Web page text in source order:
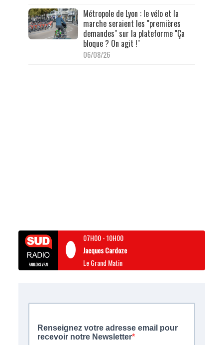
Métropole de Lyon : le vélo et la
marche seraient les "premières
demandes" sur la plateforme "Ça
bloque ? On agit !"
06/08/26
07H00-10H00
Jacques Cardoze
Le Grand Matin